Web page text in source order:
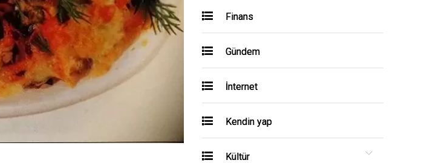
Finans
Gündem
İnternet
Kendin yap
Kültür